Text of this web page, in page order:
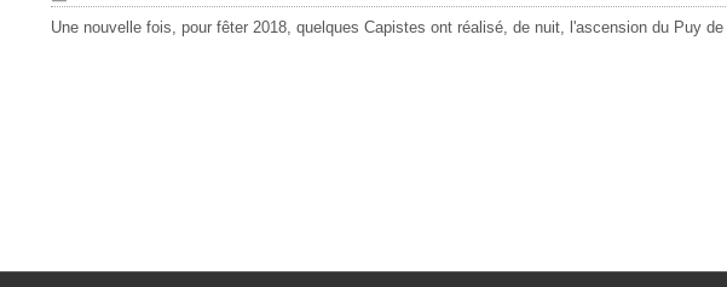
Une nouvelle fois, pour fêter 2018, quelques Capistes ont réalisé, de nuit, l'ascension du Puy de